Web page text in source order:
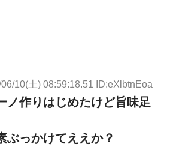
10(土) 08:59:18.51 ID:eXlbtnEoa
ノ作りはじめたけど旨味足
ぶっかけてええか？